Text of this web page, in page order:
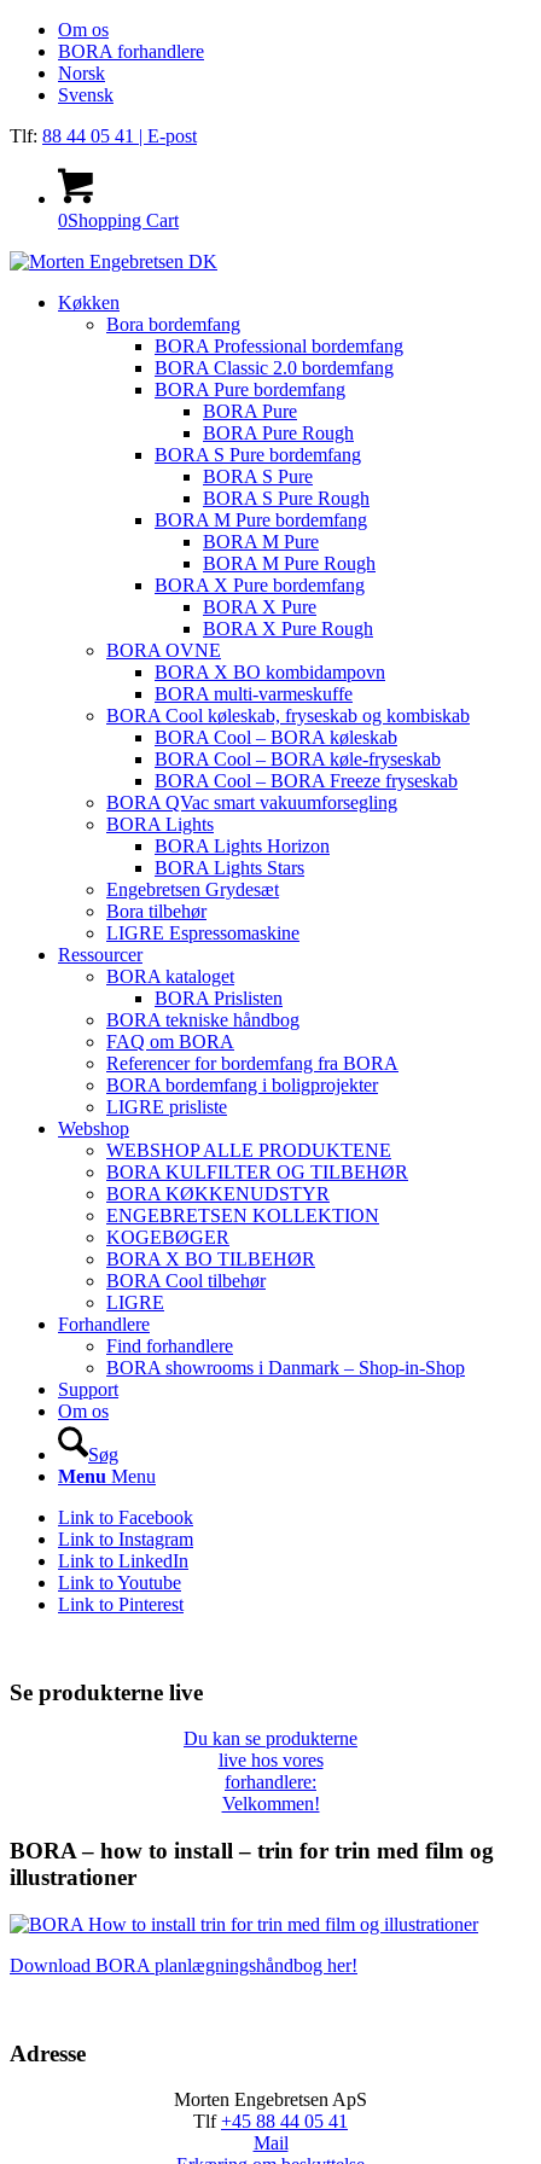
Om os
BORA forhandlere
Norsk
Svensk
Tlf: 88 44 05 41 | E-post
0Shopping Cart
Køkken
Bora bordemfang
BORA Professional bordemfang
BORA Classic 2.0 bordemfang
BORA Pure bordemfang
BORA Pure
BORA Pure Rough
BORA S Pure bordemfang
BORA S Pure
BORA S Pure Rough
BORA M Pure bordemfang
BORA M Pure
BORA M Pure Rough
BORA X Pure bordemfang
BORA X Pure
BORA X Pure Rough
BORA OVNE
BORA X BO kombidampovn
BORA multi-varmeskuffe
BORA Cool køleskab, fryseskab og kombiskab
BORA Cool – BORA køleskab
BORA Cool – BORA køle-fryseskab
BORA Cool – BORA Freeze fryseskab
BORA QVac smart vakuumforsegling
BORA Lights
BORA Lights Horizon
BORA Lights Stars
Engebretsen Grydesæt
Bora tilbehør
LIGRE Espressomaskine
Ressourcer
BORA kataloget
BORA Prislisten
BORA tekniske håndbog
FAQ om BORA
Referencer for bordemfang fra BORA
BORA bordemfang i boligprojekter
LIGRE prisliste
Webshop
WEBSHOP ALLE PRODUKTENE
BORA KULFILTER OG TILBEHØR
BORA KØKKENUDSTYR
ENGEBRETSEN KOLLEKTION
KOGEBØGER
BORA X BO TILBEHØR
BORA Cool tilbehør
LIGRE
Forhandlere
Find forhandlere
BORA showrooms i Danmark – Shop-in-Shop
Support
Om os
Søg
Menu Menu
Link to Facebook
Link to Instagram
Link to LinkedIn
Link to Youtube
Link to Pinterest
Se produkterne live
Du kan se produkterne
live hos vores
forhandlere:
Velkommen!
BORA – how to install – trin for trin med film og
illustrationer
Download BORA planlægningshåndbog her!
Adresse
Morten Engebretsen ApS
Tlf+45 88 44 05 41
Mail